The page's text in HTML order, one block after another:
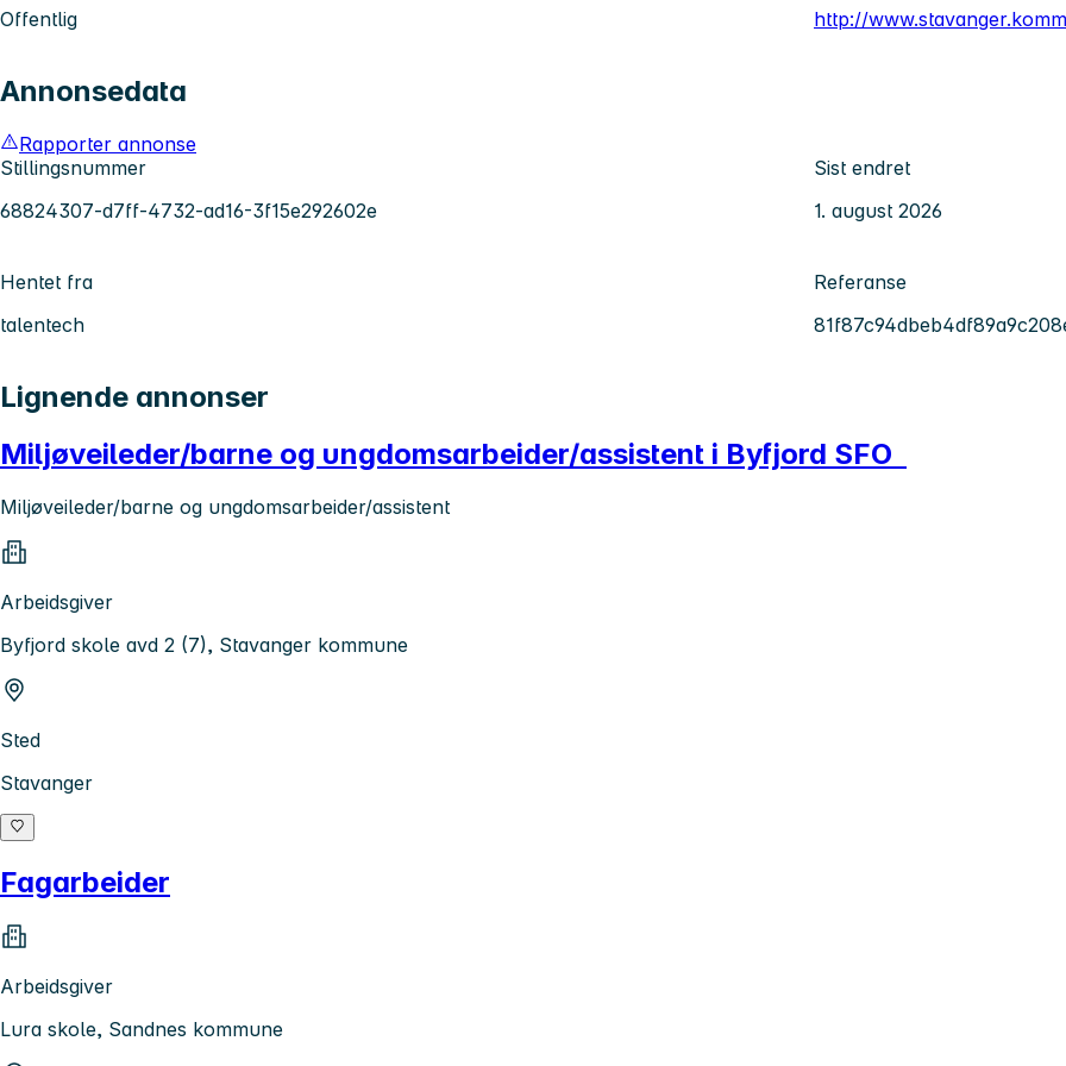
Offentlig
http://
Annonsedata
Rapporter annonse
Stillingsnummer
68824307-d7ff-4732-ad16-3f15e292602e
Sist endret
1. august 2026
Hentet fra
talentech
Referanse
Lignende annonser
Miljøveileder/barne og ungdomsarbeider/assistent i Byfjord SFO
Miljøveileder/barne og ungdomsarbeider/assistent
Arbeidsgiver
Byfjord skole avd 2 (7), Stavanger kommune
Sted
Stavanger
Fagarbeider
Arbeidsgiver
Lura skole, Sandnes kommune